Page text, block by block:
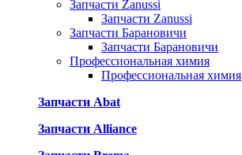
Запчасти Zanussi
Запчасти Zanussi
Запчасти Барановичи
Запчасти Барановичи
Профессиональная химия
Профессиональная химия
Запчасти Abat
Запчасти Alliance